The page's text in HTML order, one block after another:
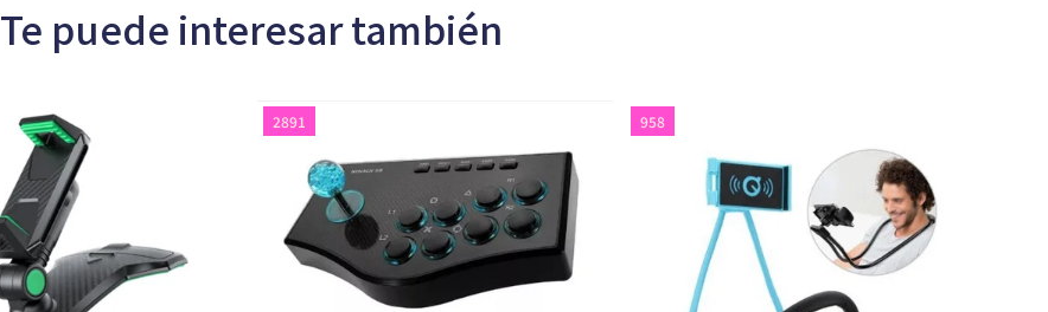
Te puede interesar también
2891 958